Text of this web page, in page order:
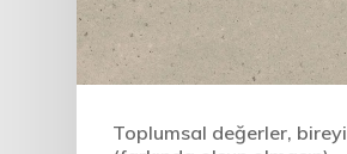
Toplumsal değerler, bireyi